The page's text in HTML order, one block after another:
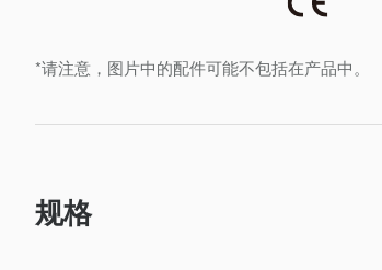
*请注意，图片中的配件可能不包括在产品中。
规格